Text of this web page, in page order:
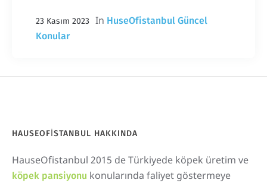
23 Kasım 2023 In HuseOfistanbul Güncel
Konular
HAUSEOFISTANBUL HAKKINDA
HauseOfistanbul 2015 de Türkiyede köpek üretim ve
köpek pansiyonu konularında faliyet göstermeye